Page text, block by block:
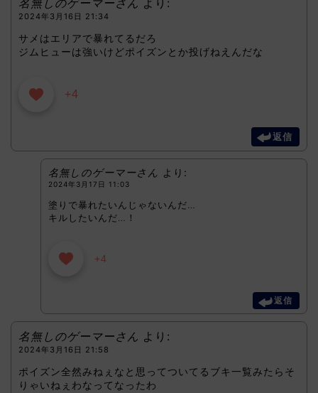
2024年3月16日 21:34
サメはエリアで暴れてるだろ
ジムヒューは強いけどポイズンとか投げねえんだな
+4
返信
名無しのゲーマーさん より:
2024年3月17日 11:03
塗りで暴れたいんじゃないんだ…
キルしたいんだ…！
+4
返信
名無しのゲーマーさん より:
2024年3月16日 21:58
ポイズン全然みねぇなと思ってついてるブキ一覧みたらそ
りゃいねぇわなってなったわ